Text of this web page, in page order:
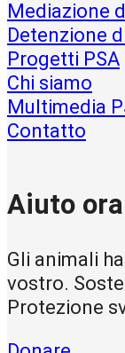
Mediazione
Detenzione
Progetti PSA
Chi siamo
Multimedia
Contatto
Aiuto ora
Gli animali
vostro.
Protezione